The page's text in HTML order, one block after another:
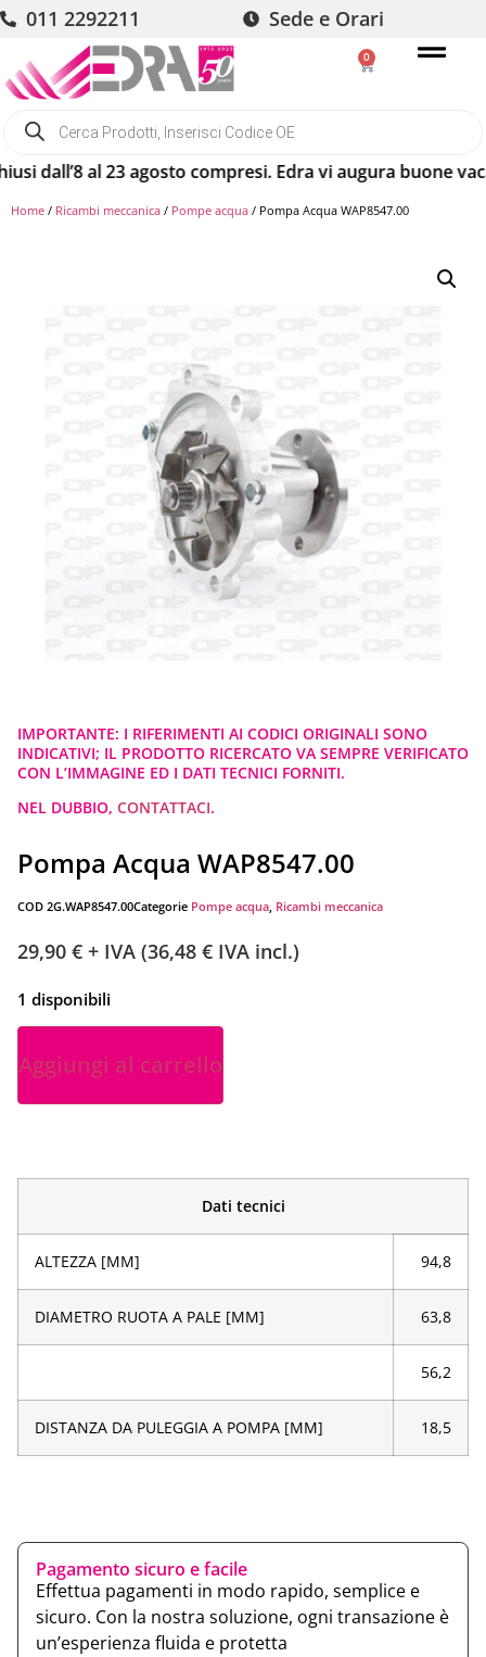
011 2292211 Sede e Orari
0
al 23 agosto compresi. Edra vi augura buone
Home / Ricambi meccanica / Pompe acqua / Pompa Acqua WAP8547.00
IMPORTANTE: I RIFERIMENTI AI CODICI ORIGINALI SONO
INDICATIVI; IL PRODOTTO RICERCATO VA SEMPRE VERIFICATO
CON L’IMMAGINE ED I DATI TECNICI FORNITI.
NEL DUBBIO, CONTATTACI.
Pompa Acqua WAP8547.00
COD 2G.WAP8547.00Categorie Pompe acqua, Ricambi meccanica
29,90 € + IVA (36,48 € IVA incl.)
1 disponibili
Aggiungi al carrello
Dati tecnici
ALTEZZA [MM] 94,8
DIAMETRO RUOTA A PALE [MM] 63,8
56,2
DISTANZA DA PULEGGIA A POMPA [MM] 18,5
Pagamento sicuro e facile
Effettua pagamenti in modo rapido, semplice e
sicuro. Con la nostra soluzione, ogni transazione è
un’esperienza fluida e protetta